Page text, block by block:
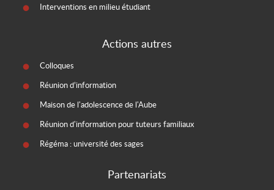
Interventions en milieu étudiant
Actions autres
Colloques
Réunion d’information
Maison de l'adolescence de l'Aube
Réunion d'information pour tuteurs familiaux
Régéma : université des sages
Partenariats